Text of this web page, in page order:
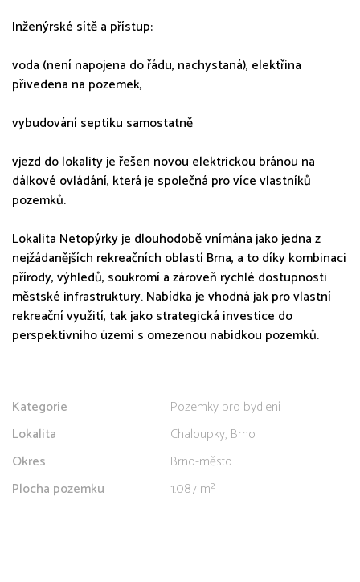
Inženýrské sítě a přístup:
voda (není napojena do řádu, nachystaná), elektřina
přivedena na pozemek,
vybudování septiku samostatně
vjezd do lokality je řešen novou elektrickou bránou na
dálkové ovládání, která je společná pro více vlastníků
pozemků.
Lokalita Netopýrky je dlouhodobě vnímána jako jedna z
nejžádanějších rekreačních oblastí Brna, a to díky kombinaci
přírody, výhledů, soukromí a zároveň rychlé dostupnosti
městské infrastruktury. Nabídka je vhodná jak pro vlastní
rekreační využití, tak jako strategická investice do
perspektivního území s omezenou nabídkou pozemků.
Kategorie
Pozemky pro bydlení
Lokalita
Chaloupky, Brno
Okres
Brno-město
Plocha pozemku
1.087 m²